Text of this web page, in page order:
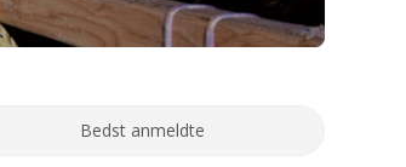
Bedst anmeldte